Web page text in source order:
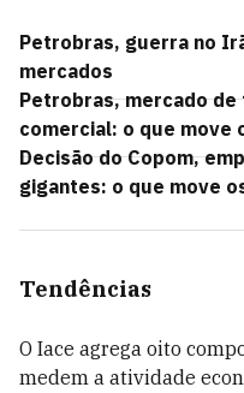
Petrobras, guerra no
mercados
Petrobras, mercado de
comercial: o que move
Decisão do Copom,
gigantes: o que move
Tendências
O Iace agrega oito
medem a atividade